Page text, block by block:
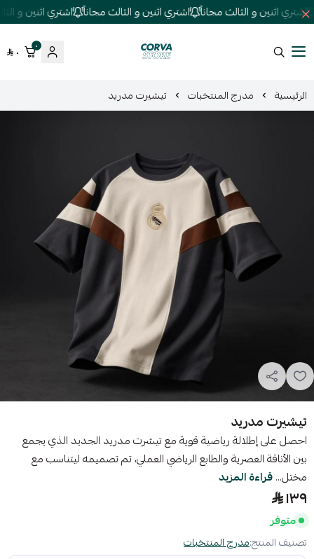
اشتري اثنين و الثالث مجاناً اشتري اثنين و الثالث مجاناً اشتري اثنين و
كورفا ستور
٠ ٠
الرئيسية مدرج المنتخبات تيشيرت مدريد
تيشيرت مدريد
احصل على إطلالة رياضية قوية مع تيشرت مدريد الجديد الذي يجمع
بين الأناقة العصرية والطابع الرياضي العملي، تم تصميمه ليتناسب مع
مختل...قراءة المزيد
١٣٩
متوفر
تصنيف المنتج:مدرج المنتخبات